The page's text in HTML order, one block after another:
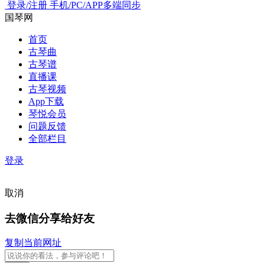
登录/注册 手机/PC/APP多端同步
国琴网
首页
古琴曲
古琴谱
直播课
古琴视频
App下载
琴悦会员
问题反馈
全部栏目
登录
取消
去微信分享给好友
复制当前网址